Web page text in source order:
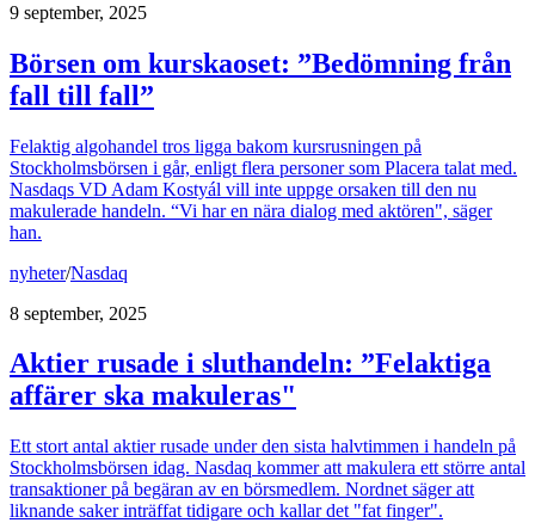
9 september, 2025
Börsen om kurskaoset: ”Bedömning från
fall till fall”
Felaktig algohandel tros ligga bakom kursrusningen på
Stockholmsbörsen i går, enligt flera personer som Placera talat med.
Nasdaqs VD Adam Kostyál vill inte uppge orsaken till den nu
makulerade handeln. “Vi har en nära dialog med aktören", säger
han.
nyheter/Nasdaq
8 september, 2025
Aktier rusade i sluthandeln: ”Felaktiga
affärer ska makuleras"
Ett stort antal aktier rusade under den sista halvtimmen i handeln på
Stockholmsbörsen idag. Nasdaq kommer att makulera ett större antal
transaktioner på begäran av en börsmedlem. Nordnet säger att
liknande saker inträffat tidigare och kallar det "fat finger".